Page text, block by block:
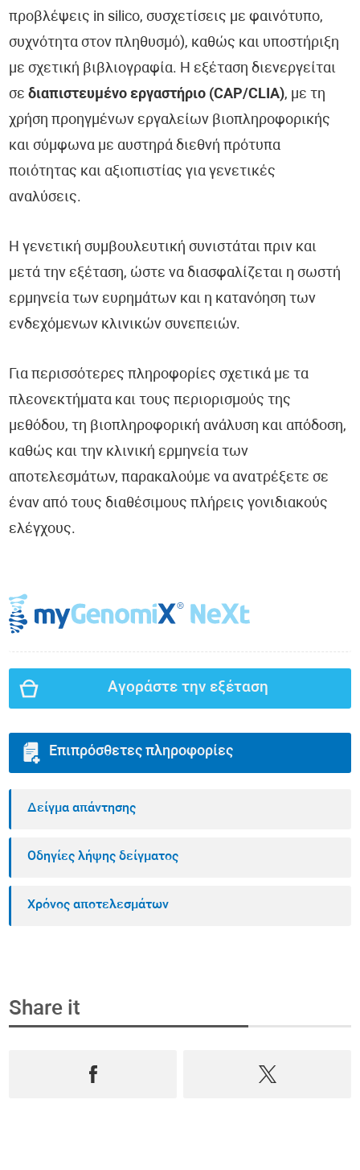
προβλέψεις in silico, συσχετίσεις με φαινότυπο,
συχνότητα στον πληθυσμό), καθώς και υποστήριξη
με σχετική βιβλιογραφία. Η εξέταση διενεργείται
σεδιαπιστευμένο εργαστήριο (CAP/CLIA), με τη
χρήση προηγμένων εργαλείων βιοπληροφορικής
και σύμφωνα με αυστηρά διεθνή πρότυπα
ποιότητας και αξιοπιστίας για γενετικές
αναλύσεις.
Η γενετική συμβουλευτική συνιστάται πριν και
μετά την εξέταση, ώστε να διασφαλίζεται η σωστή
ερμηνεία των ευρημάτων και η κατανόηση των
ενδεχόμενων κλινικών συνεπειών.
Για περισσότερες πληροφορίες σχετικά με τα
πλεονεκτήματα και τους περιορισμούς της
μεθόδου, τη βιοπληροφορική ανάλυση και απόδοση,
καθώς και την κλινική ερμηνεία των
αποτελεσμάτων, παρακαλούμε να ανατρέξετε σε
έναν από τους διαθέσιμους πλήρεις γονιδιακούς
ελέγχους.
Αγοράστε την εξέταση
Επιπρόσθετες πληροφορίες
Δείγμα απάντησης
Οδηγίες λήψης δείγματος
Χρόνος αποτελεσμάτων
Share it